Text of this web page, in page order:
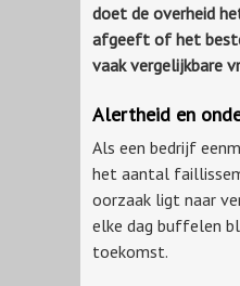
doet de overheid
afgeeft of het
vaak vergelijkbare
Alertheid en
Als een bedrijf
het aantal
oorzaak ligt naar
elke dag buffelen
toekomst.